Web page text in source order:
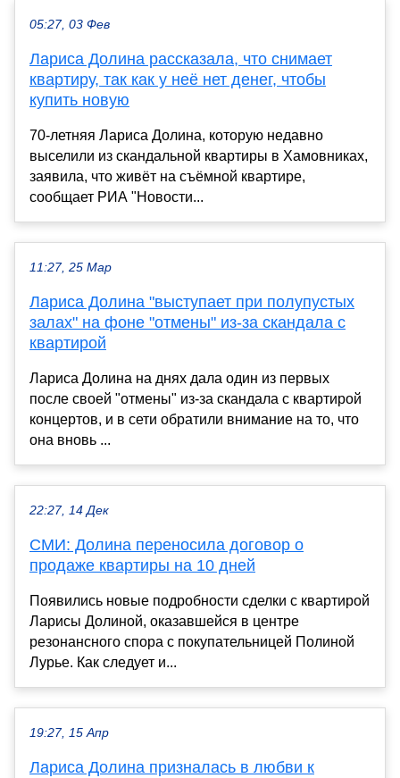
05:27, 03 Фев
Лариса Долина рассказала, что снимает
квартиру, так как у неё нет денег, чтобы
купить новую
70-летняя Лариса Долина, которую недавно
выселили из скандальной квартиры в Хамовниках,
заявила, что живёт на съёмной квартире,
сообщает РИА "Новости...
11:27, 25 Мар
Лариса Долина "выступает при полупустых
залах" на фоне "отмены" из-за скандала с
квартирой
Лариса Долина на днях дала один из первых
после своей "отмены" из-за скандала с квартирой
концертов, и в сети обратили внимание на то, что
она вновь ...
22:27, 14 Дек
СМИ: Долина переносила договор о
продаже квартиры на 10 дней
Появились новые подробности сделки с квартирой
Ларисы Долиной, оказавшейся в центре
резонансного спора с покупательницей Полиной
Лурье. Как следует и...
19:27, 15 Апр
Лариса Долина призналась в любви к